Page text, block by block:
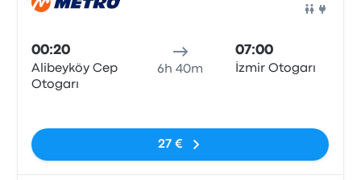
00:20
Alibeyköy Cep
Otogarı
6h 40m
07:00
İzmir Otogarı
27 €